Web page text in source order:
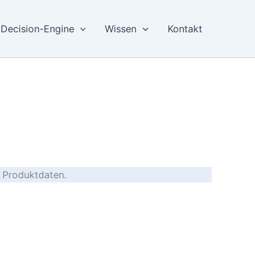
Decision-Engine Wissen Kontakt